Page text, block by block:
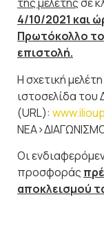
4/10/2021 και
Πρωτόκολλο
επιστολή.
Η σχετική
ιστοσελίδα του
(URL):
Οι
προσφοράς
αποκλεισμού